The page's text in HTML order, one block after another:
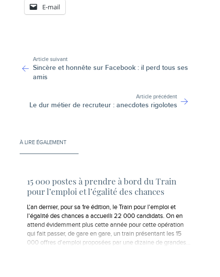
E-mail
Article suivant
Sincère et honnête sur Facebook : il perd tous ses
amis
Article précédent
Le dur métier de recruteur : anecdotes rigolotes
À LIRE ÉGALEMENT
15 000 postes à prendre à bord du Train
pour l’emploi et l’égalité des chances
L'an dernier, pour sa 1re édition, le Train pour l'emploi et
l'égalité des chances a accueilli 22 000 candidats. On en
attend évidemment plus cette année pour cette opération
qui fait passer, de gare en gare, un train présentant les 15
000 offres d'emploi proposées par une dizaine de grandes…